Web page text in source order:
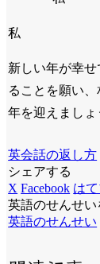
私
新しい年が幸
ることを願い
年を迎えましょ
英会話の返し方
シェアする
X Facebook は
英語のせんせ
英語のせんせい